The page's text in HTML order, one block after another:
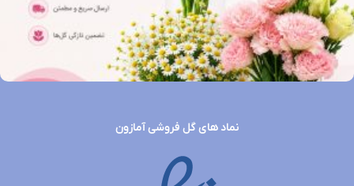
نماد های گل فروشی آمازون